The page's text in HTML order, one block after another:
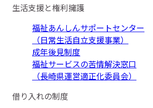
生活支援と権利擁護
福祉あんしんサポートセンター
（日常生活自立支援事業）
成年後見制度
福祉サービスの苦情解決窓口
（長崎県運営適正化委員会）
借り入れの制度